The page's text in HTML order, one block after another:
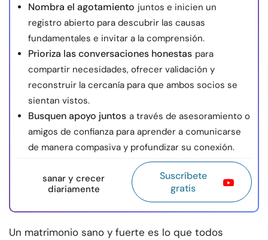
Nombra el agotamiento juntos e inicien un
registro abierto para descubrir las causas
fundamentales e invitar a la comprensión.
Prioriza las conversaciones honestas para
compartir necesidades, ofrecer validación y
reconstruir la cercanía para que ambos socios se
sientan vistos.
Busquen apoyo juntos a través de asesoramiento o
amigos de confianza para aprender a comunicarse
de manera compasiva y profundizar su conexión.
sanar y crecer
diariamente
Suscríbete
gratis
Un matrimonio sano y fuerte es lo que todos